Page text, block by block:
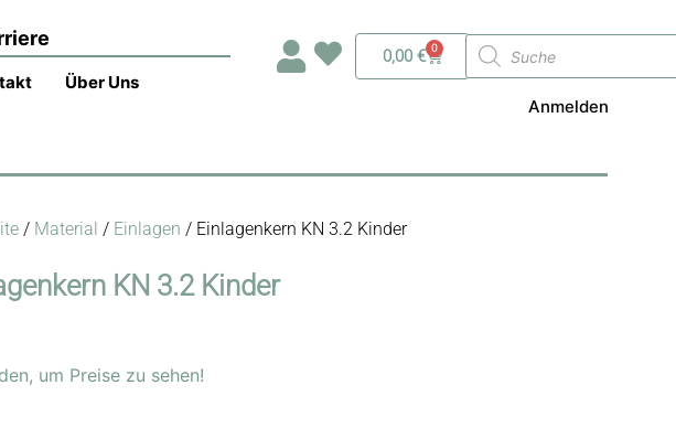
Über Uns
0,00 € 0 Warenkorb
Products
search
Anmelden
/ Material / Einlagen / Einlagenkern KN 3.2 Kinder
KN 3.2 Kinder
um Preise zu sehen!